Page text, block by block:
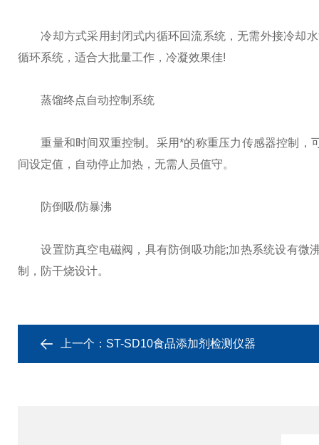
冷却方式采用封闭式内循环回流系统，无需外接冷却水
循环系统，适合大批量工作，冷凝效果佳!
蒸馏终点自动控制系统
重量和时间双重控制。采用*的称重压力传感器控制，
间设定值，自动停止加热，无需人员值守。
防倒吸/防暴沸
设置防真空电磁阀，具有防倒吸功能;加热系统设有微
制，防干烧设计。
上一个： ST-SD10食品添加剂检测仪器